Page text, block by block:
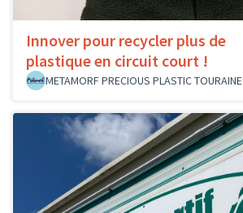
Innover pour recycler plus de
plastique en circuit court !
METAMORF PRECIOUS PLASTIC TOURAINE